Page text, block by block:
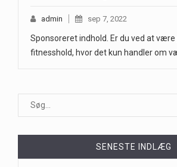
admin sep 7, 2022
Sponsoreret indhold. Er du ved at
fitnesshold, hvor det kun handler om
SENESTE INDLÆG